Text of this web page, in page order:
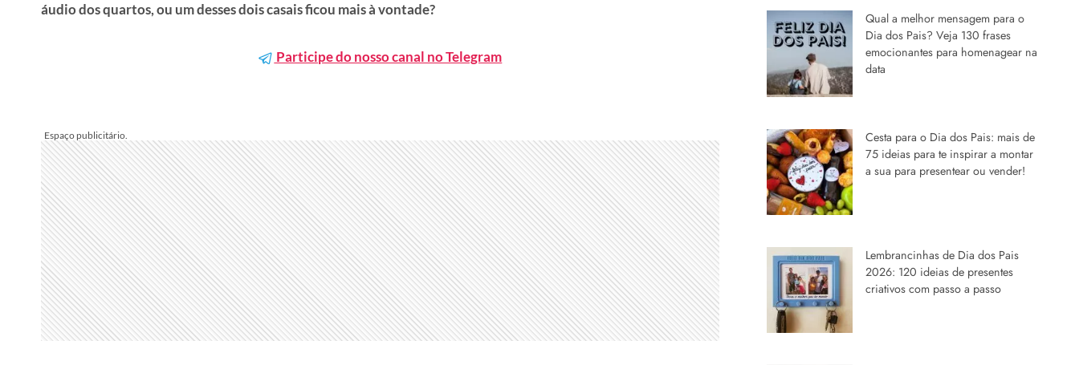
áudio dos quartos, ou um desses dois casais ficou mais à vontade?
Participe do nosso canal no Telegram
Qual a melhor mensagem para o
Dia dos Pais? Veja 130 frases
emocionantes para homenagear na
data
Cesta para o Dia dos Pais: mais de
75 ideias para te inspirar a montar
a sua para presentear ou vender!
Lembrancinhas de Dia dos Pais
2026: 120 ideias de presentes
criativos com passo a passo